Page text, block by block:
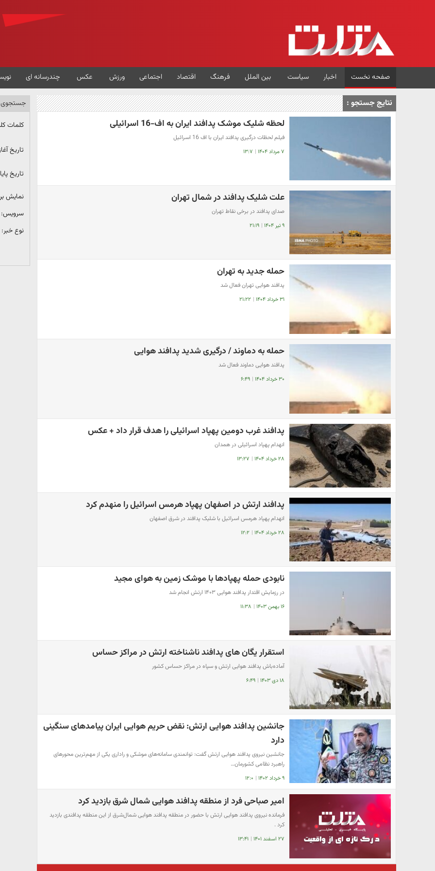
صفحه نخست اخبار سیاست بین الملل فرهنگ اقتصاد اجتماعی ورزش عکس چندرسانه ای
نتایج جستجو :
لحظه شلیک موشک پدافند ایران به اف-16 اسرائیلی
فیلم لحظات درگیری پدافند ایران با اف 16 اسرائیل
۷ مرداد ۱۴۰۴ | ۱۳:۷
علت شلیک پدافند در شمال تهران
صدای پدافند در برخی نقاط تهران
۹ تیر ۱۴۰۴ | ۲۱:۱۹
حمله جدید به تهران
پدافند هوایی تهران فعال شد
۳۱ خرداد ۱۴۰۴ | ۲۱:۲۲
حمله به دماوند / درگیری شدید پدافند هوایی
پدافند هوایی دماوند فعال شد
۳۰ خرداد ۱۴۰۴ | ۶:۴۹
‌پدافند غرب دومین پهپاد اسرائیلی را هدف قرار داد + عکس
انهدام پهپاد اسرائیلی در همدان
۲۸ خرداد ۱۴۰۴ | ۱۳:۲۷
پدافند ارتش در اصفهان پهپاد هرمس اسرائیل را منهدم کرد
انهدام پهپاد هرمس اسرائیل با شلیک پدافند در شرق اصفهان
۲۸ خرداد ۱۴۰۴ | ۱۲:۲
نابودی حمله پهپادها با موشک زمین به هوای مجید
در رزمایش اقتدار پدافند هوایی ۱۴۰۳ ارتش انجام شد
۱۶ بهمن ۱۴۰۳ | ۱۱:۳۸
استقرار یگان های پدافند ناشناخته ارتش در مراکز حساس
آماده‌باش پدافند هوایی ارتش و سپاه در مراکز حساس کشور
۱۸ دی ۱۴۰۳ | ۶:۴۹
جانشین پدافند هوایی ارتش: نقض حریم هوایی ایران پیامدهای سنگینی
دارد
جانشین نیروی پدافند هوایی ارتش گفت: توانمندی سامانه‌های موشکی و راداری یکی از مهم‌ترین محورهای
راهبرد نظامی کشورمان…
۹ خرداد ۱۴۰۲ | ۱۲:۰
امیر صباحی فرد از منطقه پدافند هوایی شمال‌ شرق بازدید کرد
فرمانده نیروی پدافند هوایی ارتش با حضور در منطقه پدافند هوایی شمال‌شرق از این منطقه پدافندی بازدید
کرد .
۲۷ اسفند ۱۴۰۱ | ۱۳:۴۱
جستجوی
کلمات
تاریخ
تاریخ
نمایش
سرویس:
نوع خبر: